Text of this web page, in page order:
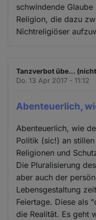
schwindende
Religion, die dazu
Nichtreligiöser
Tanzverbot übe…
Do. 13 Apr 2017 - 11:12
Abenteuerlich,
Abenteuerlich, wie
Politik (sic!) an
Religionen und
Die Pluralisierung
aber auch der
Lebensgestaltung
Feiertage. Diese als
die Realität. Es geht